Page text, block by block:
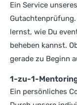
Ein Service
lernst, wie Du
beheben kannst.
gerade zu Beginn
1-zu-1-
Ein persönliches